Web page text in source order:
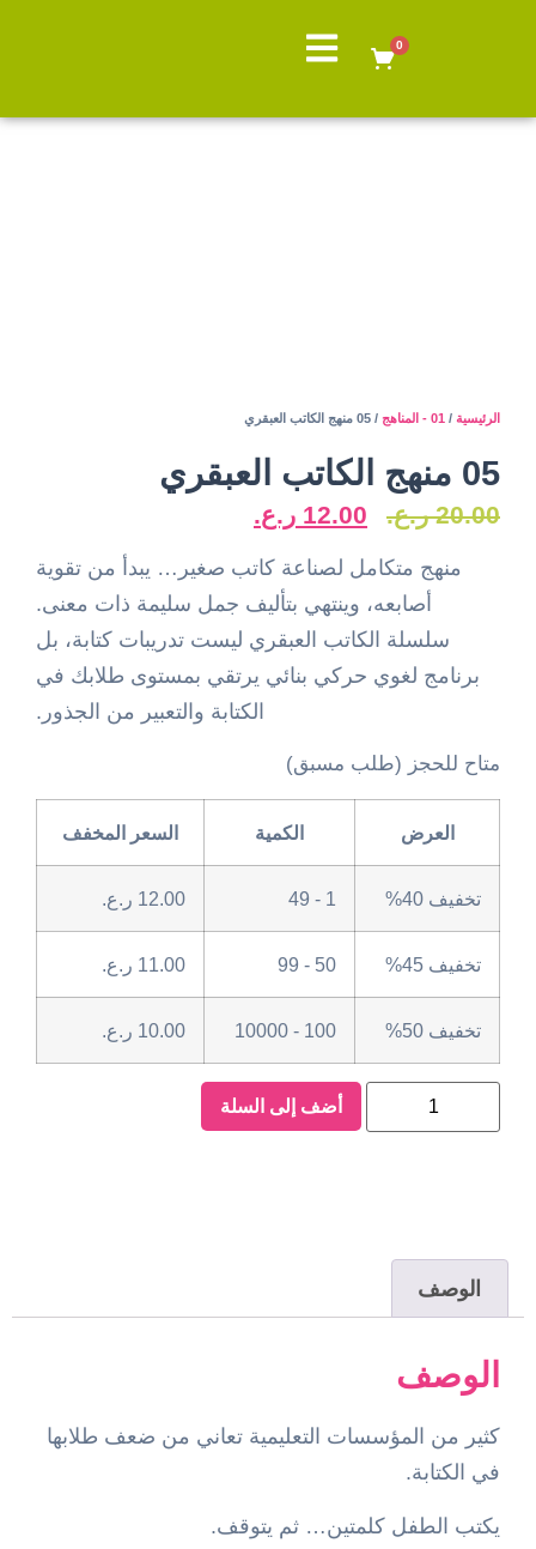
0
الرئيسية / 01 - المناهج / 05 منهج الكاتب العبقري
05 منهج الكاتب العبقري
20.00 ر.ع. 12.00 ر.ع.
منهج متكامل لصناعة كاتب صغير… يبدأ من تقوية
أصابعه، وينتهي بتأليف جمل سليمة ذات معنى.
سلسلة الكاتب العبقري ليست تدريبات كتابة، بل
برنامج لغوي حركي بنائي يرتقي بمستوى طلابك في
الكتابة والتعبير من الجذور.
متاح للحجز (طلب مسبق)
العرض الكمية السعر المخفف
تخفيف 40% 1 - 49
12.00 ر.ع.
تخفيف 45% 50 - 99
11.00 ر.ع.
تخفيف 50% 100 - 10000
10.00 ر.ع.
أضف إلى السلة
الوصف
الوصف
كثير من المؤسسات التعليمية تعاني من ضعف طلابها
في الكتابة.
يكتب الطفل كلمتين… ثم يتوقف.